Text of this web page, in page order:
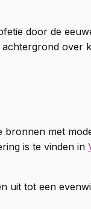
door de
achtergrond over
bronnen met
is te vinden in
uit tot een